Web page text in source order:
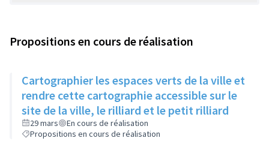
Propositions en cours de réalisation
Cartographier les espaces verts de la ville et
rendre cette cartographie accessible sur le
site de la ville, le rilliard et le petit rilliard
29 mars
En cours de réalisation
Propositions en cours de réalisation